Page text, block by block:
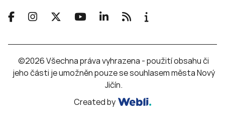
©2026 Všechna práva vyhrazena - použití obsahu či
jeho části je umožněn pouze se souhlasem města Nový
Jičín.
Created by